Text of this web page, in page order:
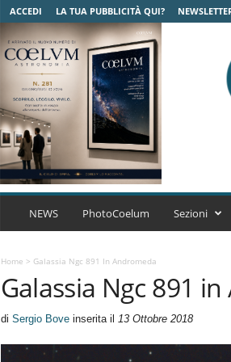
ACCEDI LA TUA PUBBLICITÀ QUI?
C
m
A
r
NEWS PhotoCoelum Sezioni
Home > Galassia Ngc 891 In Andromeda
Galassia Ngc 891
di Sergio Boveinserita il 13 Ottobre 2018